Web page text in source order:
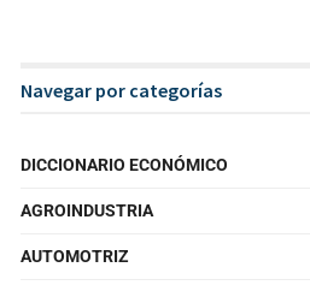
Navegar por categorías
DICCIONARIO ECONÓMICO
AGROINDUSTRIA
AUTOMOTRIZ